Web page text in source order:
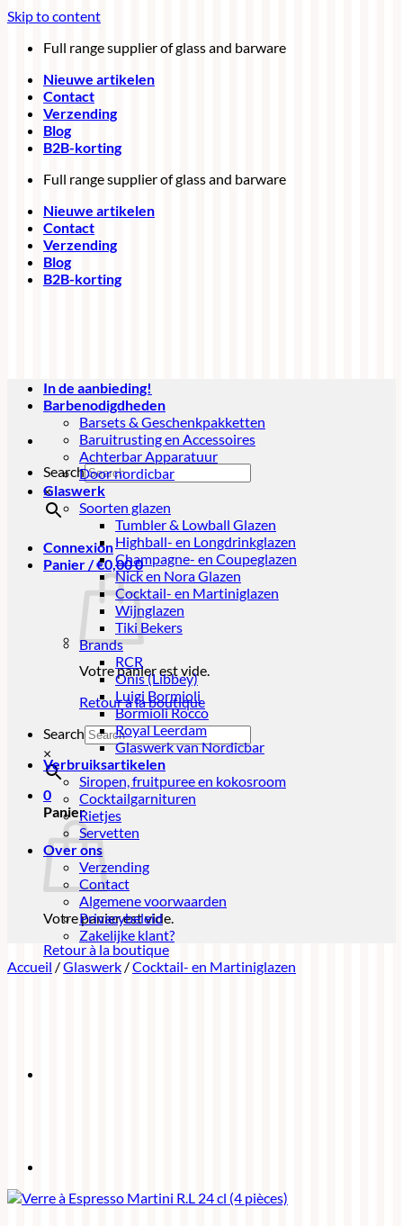
Skip to content
Full range supplier of glass and barware
Nieuwe artikelen
Contact
Verzending
Blog
B2B-korting
Full range supplier of glass and barware
Nieuwe artikelen
Contact
Verzending
Blog
B2B-korting
Search
×
Connexion
Panier /€0,000
Votre panier est vide.
Retour à la boutique
Search
×
0
Panier
Votre panier est vide.
Retour à la boutique
In de aanbieding!
Barbenodigdheden
Barsets & Geschenkpakketten
Baruitrusting en Accessoires
Achterbar Apparatuur
Door nordicbar
Glaswerk
Soorten glazen
Tumbler & Lowball Glazen
Highball- en Longdrinkglazen
Champagne- en Coupeglazen
Nick en Nora Glazen
Cocktail- en Martiniglazen
Wijnglazen
Tiki Bekers
Brands
RCR
Onis (Libbey)
Luigi Bormioli
Bormioli Rocco
Royal Leerdam
Glaswerk van Nordicbar
Verbruiksartikelen
Siropen, fruitpuree en kokosroom
Cocktailgarnituren
Rietjes
Servetten
Over ons
Verzending
Contact
Algemene voorwaarden
Privacybeleid
Zakelijke klant?
Accueil /Glaswerk /Cocktail- en Martiniglazen